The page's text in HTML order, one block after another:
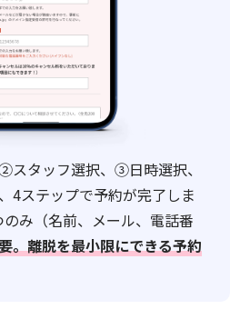
タッフ選択、③日時選択、
4ステップで予約が完了しま
み（名前、メール、電話番
。離脱を最小限にできる予約